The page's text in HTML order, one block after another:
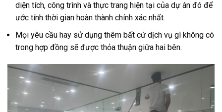
diện tích, công trình và thực trang hiện tại của dự án đó để
ước tính thời gian hoàn thành chính xác nhất.
Mọi yêu cầu hay sử dụng thêm bất cứ dịch vụ gì không có
trong hợp đồng sẽ được thỏa thuận giữa hai bên.